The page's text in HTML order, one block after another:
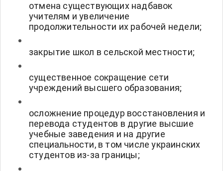
отмена существующих надбавок
учителям и увеличение
продолжительности их рабочей недели;
закрытие школ в сельской местности;
существенное сокращение сети
учреждений высшего образования;
осложнение процедур восстановления и
перевода студентов в другие высшие
учебные заведения и на другие
специальности, в том числе украинских
студентов из-за границы;